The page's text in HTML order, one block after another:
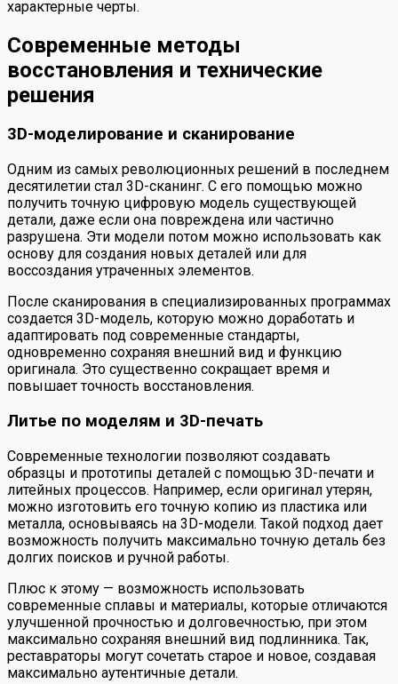
характерные черты.
Современные методы
восстановления и технические
решения
3D-моделирование и сканирование
Одним из самых революционных решений в последнем
десятилетии стал 3D-сканинг. С его помощью можно
получить точную цифровую модель существующей
детали, даже если она повреждена или частично
разрушена. Эти модели потом можно использовать как
основу для создания новых деталей или для
воссоздания утраченных элементов.
После сканирования в специализированных программах
создается 3D-модель, которую можно доработать и
адаптировать под современные стандарты,
одновременно сохраняя внешний вид и функцию
оригинала. Это существенно сокращает время и
повышает точность восстановления.
Литье по моделям и 3D-печать
Современные технологии позволяют создавать
образцы и прототипы деталей с помощью 3D-печати и
литейных процессов. Например, если оригинал утерян,
можно изготовить его точную копию из пластика или
металла, основываясь на 3D-модели. Такой подход дает
возможность получить максимально точную деталь без
долгих поисков и ручной работы.
Плюс к этому — возможность использовать
современные сплавы и материалы, которые отличаются
улучшенной прочностью и долговечностью, при этом
максимально сохраняя внешний вид подлинника. Так,
реставраторы могут сочетать старое и новое, создавая
максимально аутентичные детали.